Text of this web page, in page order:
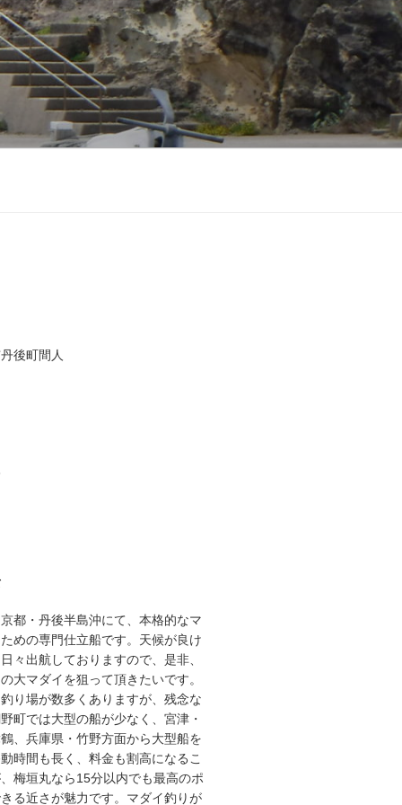
後町間人
都・丹後半島沖にて、本格的なマ
めの専門仕立船です。天候が良け
々出航しておりますので、是非、
大マダイを狙って頂きたいです。
り場が数多くありますが、残念な
町では大型の船が少なく、宮津・
、兵庫県・竹野方面から大型船を
時間も長く、料金も割高になるこ
梅垣丸なら15分以内でも最高のポ
る近さが魅力です。マダイ釣りが